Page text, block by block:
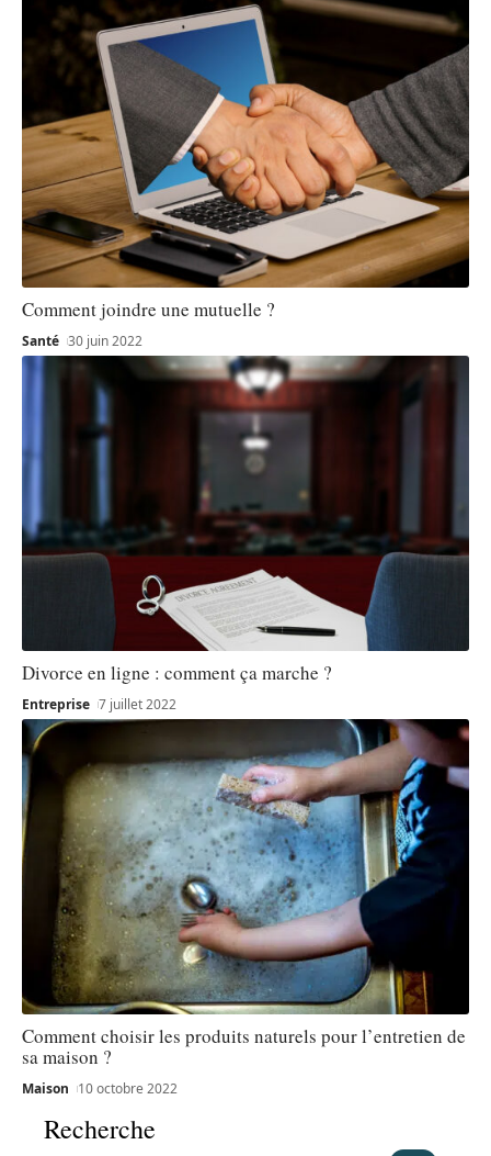
Comment joindre une mutuelle ?
Santé 30 juin 2022
Divorce en ligne : comment ça marche ?
Entreprise 7 juillet 2022
Comment choisir les produits naturels pour l’entretien de
sa maison ?
Maison 10 octobre 2022
Recherche